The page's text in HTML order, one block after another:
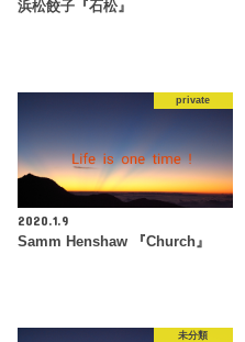
浜松餃子『石松』
private
2020.1.9
Samm Henshaw 『Church』
未分類